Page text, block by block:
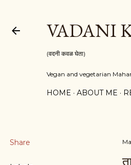
VADANI
(वदनी कवळ घेता)
Vegan and vegetarian
HOME ABOUT ME
Share